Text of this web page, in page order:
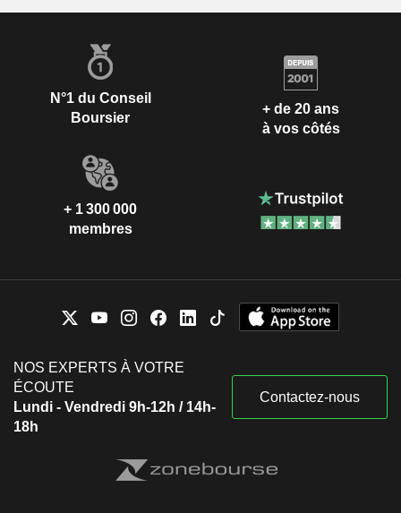
N°1 du Conseil
Boursier
+ de 20 ans
à vos côtés
+ 1 300 000
membres
NOS EXPERTS À VOTRE
ÉCOUTE
Lundi - Vendredi 9h-12h / 14h-
18h
Contactez-nous